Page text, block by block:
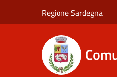
Regione Sardegna